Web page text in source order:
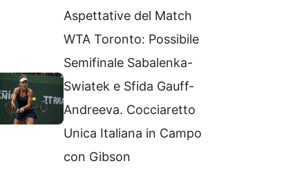
Aspettative del Match
WTA Toronto: Possibile
Semifinale Sabalenka-
Swiatek e Sfida Gauff-
Andreeva. Cocciaretto
Unica Italiana in Campo
con Gibson